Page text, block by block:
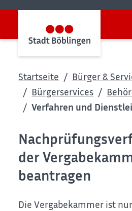
Startseite
Bürger &
Bürgerservices
Verfahren und
der
beantragen
Die Vergabekammer ist